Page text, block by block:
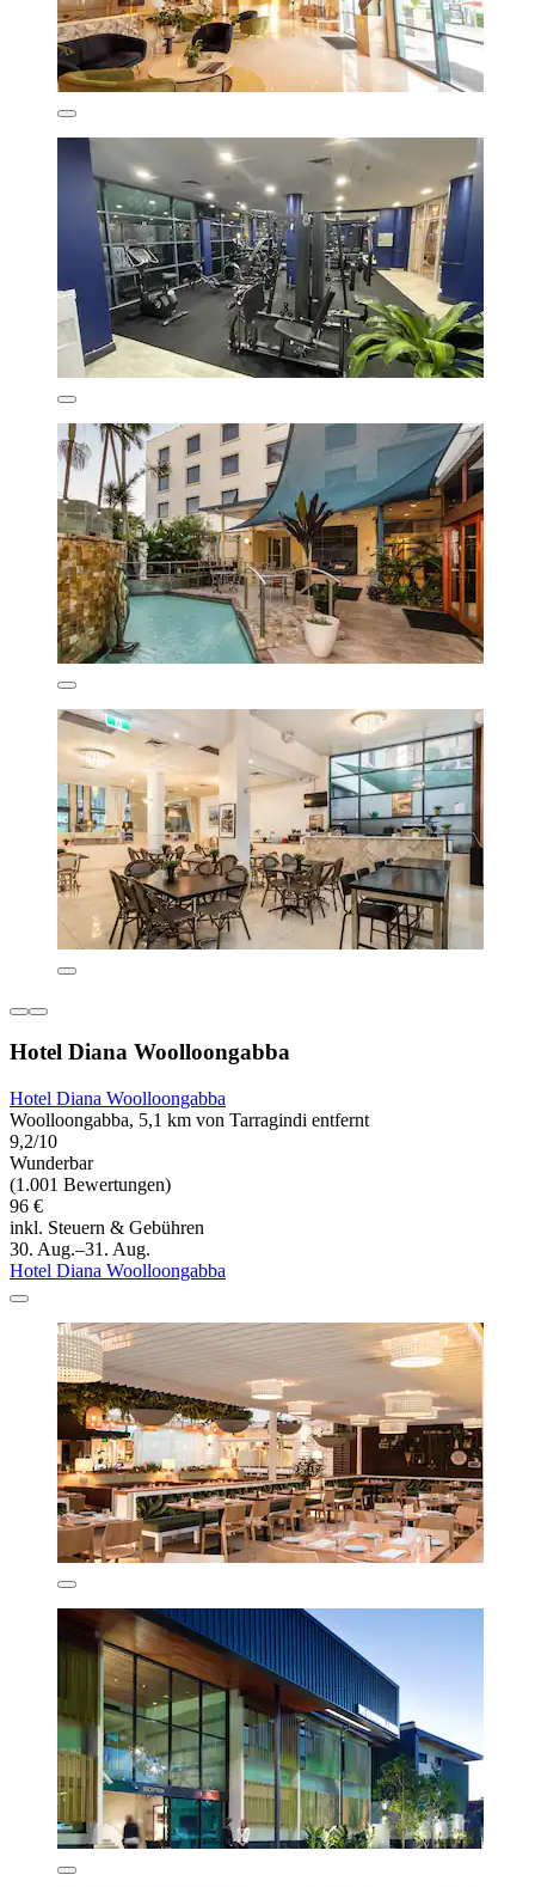
Hotel Diana Woolloongabba
Hotel Diana Woolloongabba
Woolloongabba, 5,1 km von Tarragindi entfernt
9,2/10
Wunderbar
(1.001 Bewertungen)
96 €
inkl. Steuern & Gebühren
30. Aug.–31. Aug.
Hotel Diana Woolloongabba